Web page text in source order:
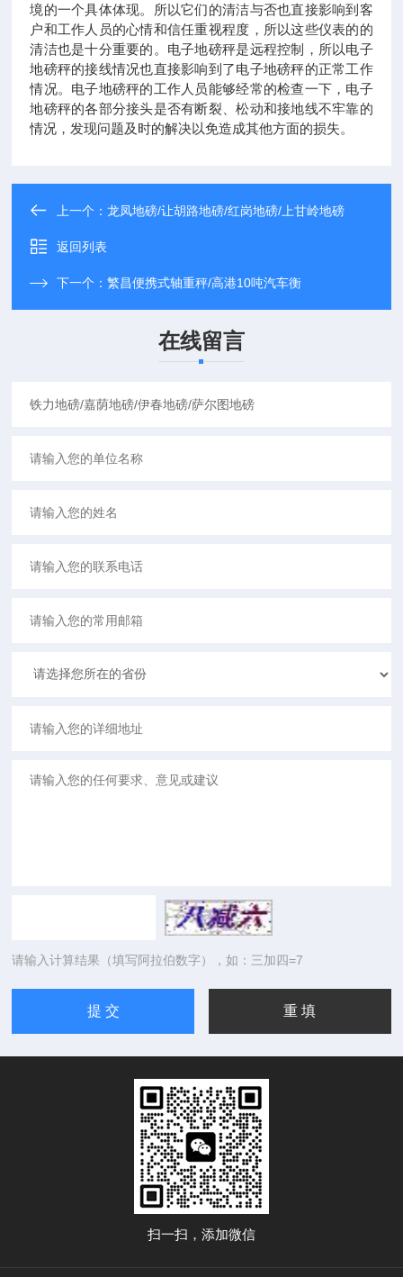
境的一个具体体现。所以它们的清洁与否也直接影响到客
户和工作人员的心情和信任重视程度，所以这些仪表的的
清洁也是十分重要的。电子地磅秤是远程控制，所以电子
地磅秤的接线情况也直接影响到了电子地磅秤的正常工作
情况。电子地磅秤的工作人员能够经常的检查一下，电子
地磅秤的各部分接头是否有断裂、松动和接地线不牢靠的
情况，发现问题及时的解决以免造成其他方面的损失。
上一个：龙凤地磅/让胡路地磅/红岗地磅/上甘岭地磅
返回列表
下一个：繁昌便携式轴重秤/高港10吨汽车衡
在线留言
请输入计算结果（填写阿拉伯数字），如：三加四=7
扫一扫，添加微信